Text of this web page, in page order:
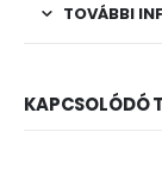
TOVÁBBI
KAPCSOLÓDÓ